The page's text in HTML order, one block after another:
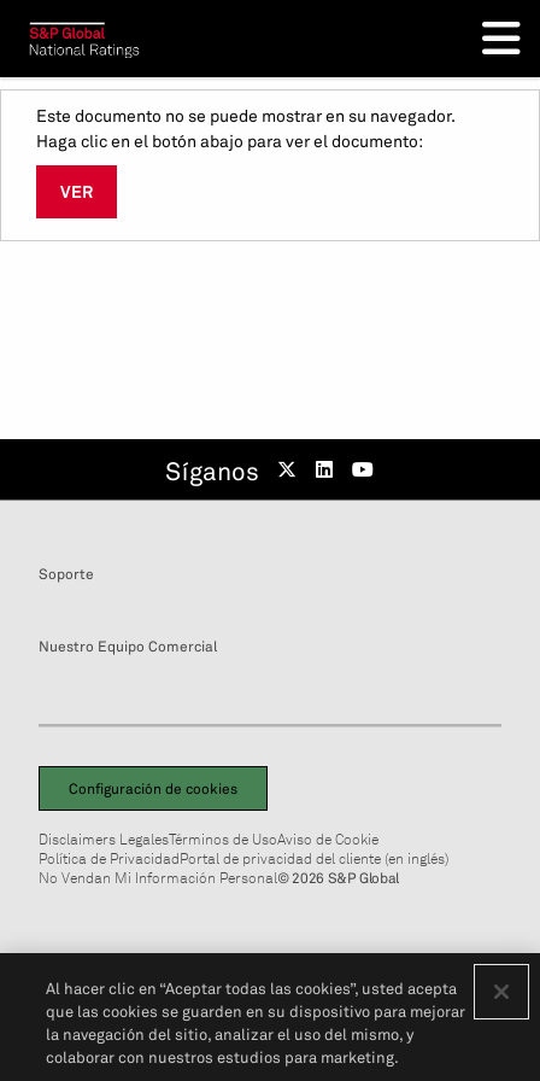
Este documento no se puede mostrar en su navegador.
Haga clic en el botón abajo para ver el documento:
VER
Síganos
Soporte
Nuestro Equipo Comercial
Configuración de cookies
Disclaimers LegalesTérminos de UsoAviso de Cookie
Política de PrivacidadPortal de privacidad del cliente (en inglés)
No Vendan Mi Información Personal© 2026 S&P Global
Al hacer clic en “Aceptar todas las cookies”, usted acepta
que las cookies se guarden en su dispositivo para mejorar
la navegación del sitio, analizar el uso del mismo, y
colaborar con nuestros estudios para marketing.